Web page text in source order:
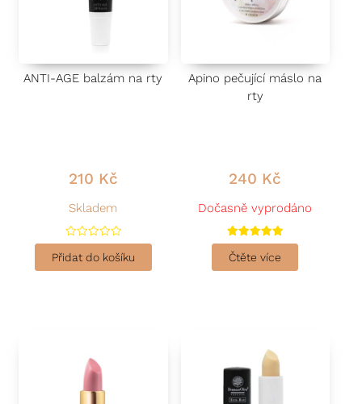
ANTI-AGE balzám na rty
210 Kč
Skladem
H
o
Přidat do košíku
Apino pečující máslo na
rty
240 Kč
Dočasně vyprodáno
Hodnocení
5.00
Čtěte více